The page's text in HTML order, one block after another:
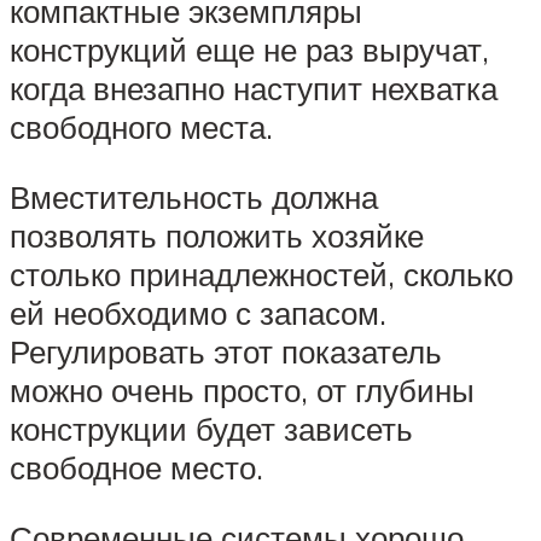
компактные экземпляры
конструкций еще не раз выручат,
когда внезапно наступит нехватка
свободного места.
Вместительность должна
позволять положить хозяйке
столько принадлежностей, сколько
ей необходимо с запасом.
Регулировать этот показатель
можно очень просто, от глубины
конструкции будет зависеть
свободное место.